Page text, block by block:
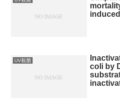
UV殺菌
coli by